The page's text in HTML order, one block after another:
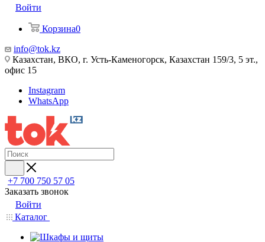
Войти
Корзина0
info@tok.kz
Казахстан, ВКО, г. Усть-Каменогорск, Казахстан 159/3, 5 эт.,
офис 15
Instagram
WhatsApp
+7 700 750 57 05
Заказать звонок
Войти
Каталог